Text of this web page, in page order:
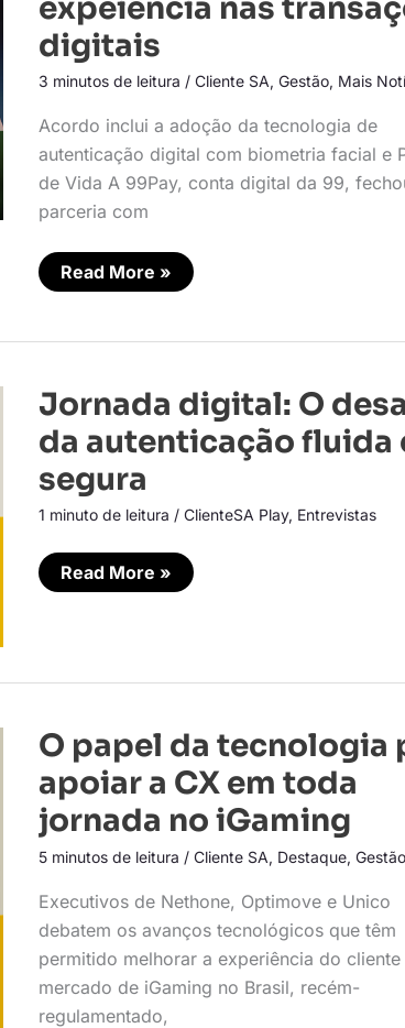
expeiência nas
digitais
3 minutos de leitura / Cliente SA, Gestão, Mais
Acordo inclui a adoção da tecnologia de
autenticação digital com biometria facial e
de Vida A 99Pay, conta digital da 99,
parceria com
para
melhorar
expeiência
nas
transações
Read More »
Jornada digital: O
da autenticação fluida
segura
1 minuto de leitura / ClienteSA Play, Entrevistas
Jornada
digital:
desafio
autenticação
fluida
e
Read More »
O papel da tecnologia
apoiar a CX em toda
jornada no iGaming
5 minutos de leitura / Cliente SA, Destaque, Gestão
Executivos de Nethone, Optimove e Unico
debatem os avanços tecnológicos que têm
permitido melhorar a experiência do cliente
mercado de iGaming no Brasil, recém-
regulamentado,
O
papel
da
tecnologia
para
apoiar
CX
toda
jornada
no
iGaming